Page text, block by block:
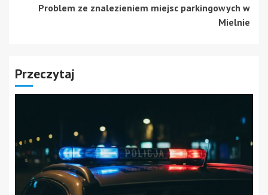
Problem ze znalezieniem miejsc parkingowych w
Mielnie
Przeczytaj